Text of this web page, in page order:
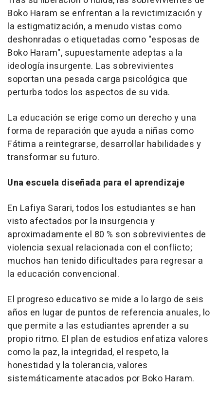
Boko Haram se enfrentan a la revictimización y
la estigmatización, a menudo vistas como
deshonradas o etiquetadas como "esposas de
Boko Haram", supuestamente adeptas a la
ideología insurgente. Las sobrevivientes
soportan una pesada carga psicológica que
perturba todos los aspectos de su vida.
La educación se erige como un derecho y una
forma de reparación que ayuda a niñas como
Fátima a reintegrarse, desarrollar habilidades y
transformar su futuro.
Una escuela diseñada para el aprendizaje
En Lafiya Sarari, todos los estudiantes se han
visto afectados por la insurgencia y
aproximadamente el 80 % son sobrevivientes de
violencia sexual relacionada con el conflicto;
muchos han tenido dificultades para regresar a
la educación convencional.
El progreso educativo se mide a lo largo de seis
años en lugar de puntos de referencia anuales, lo
que permite a las estudiantes aprender a su
propio ritmo. El plan de estudios enfatiza valores
como la paz, la integridad, el respeto, la
honestidad y la tolerancia, valores
sistemáticamente atacados por Boko Haram.